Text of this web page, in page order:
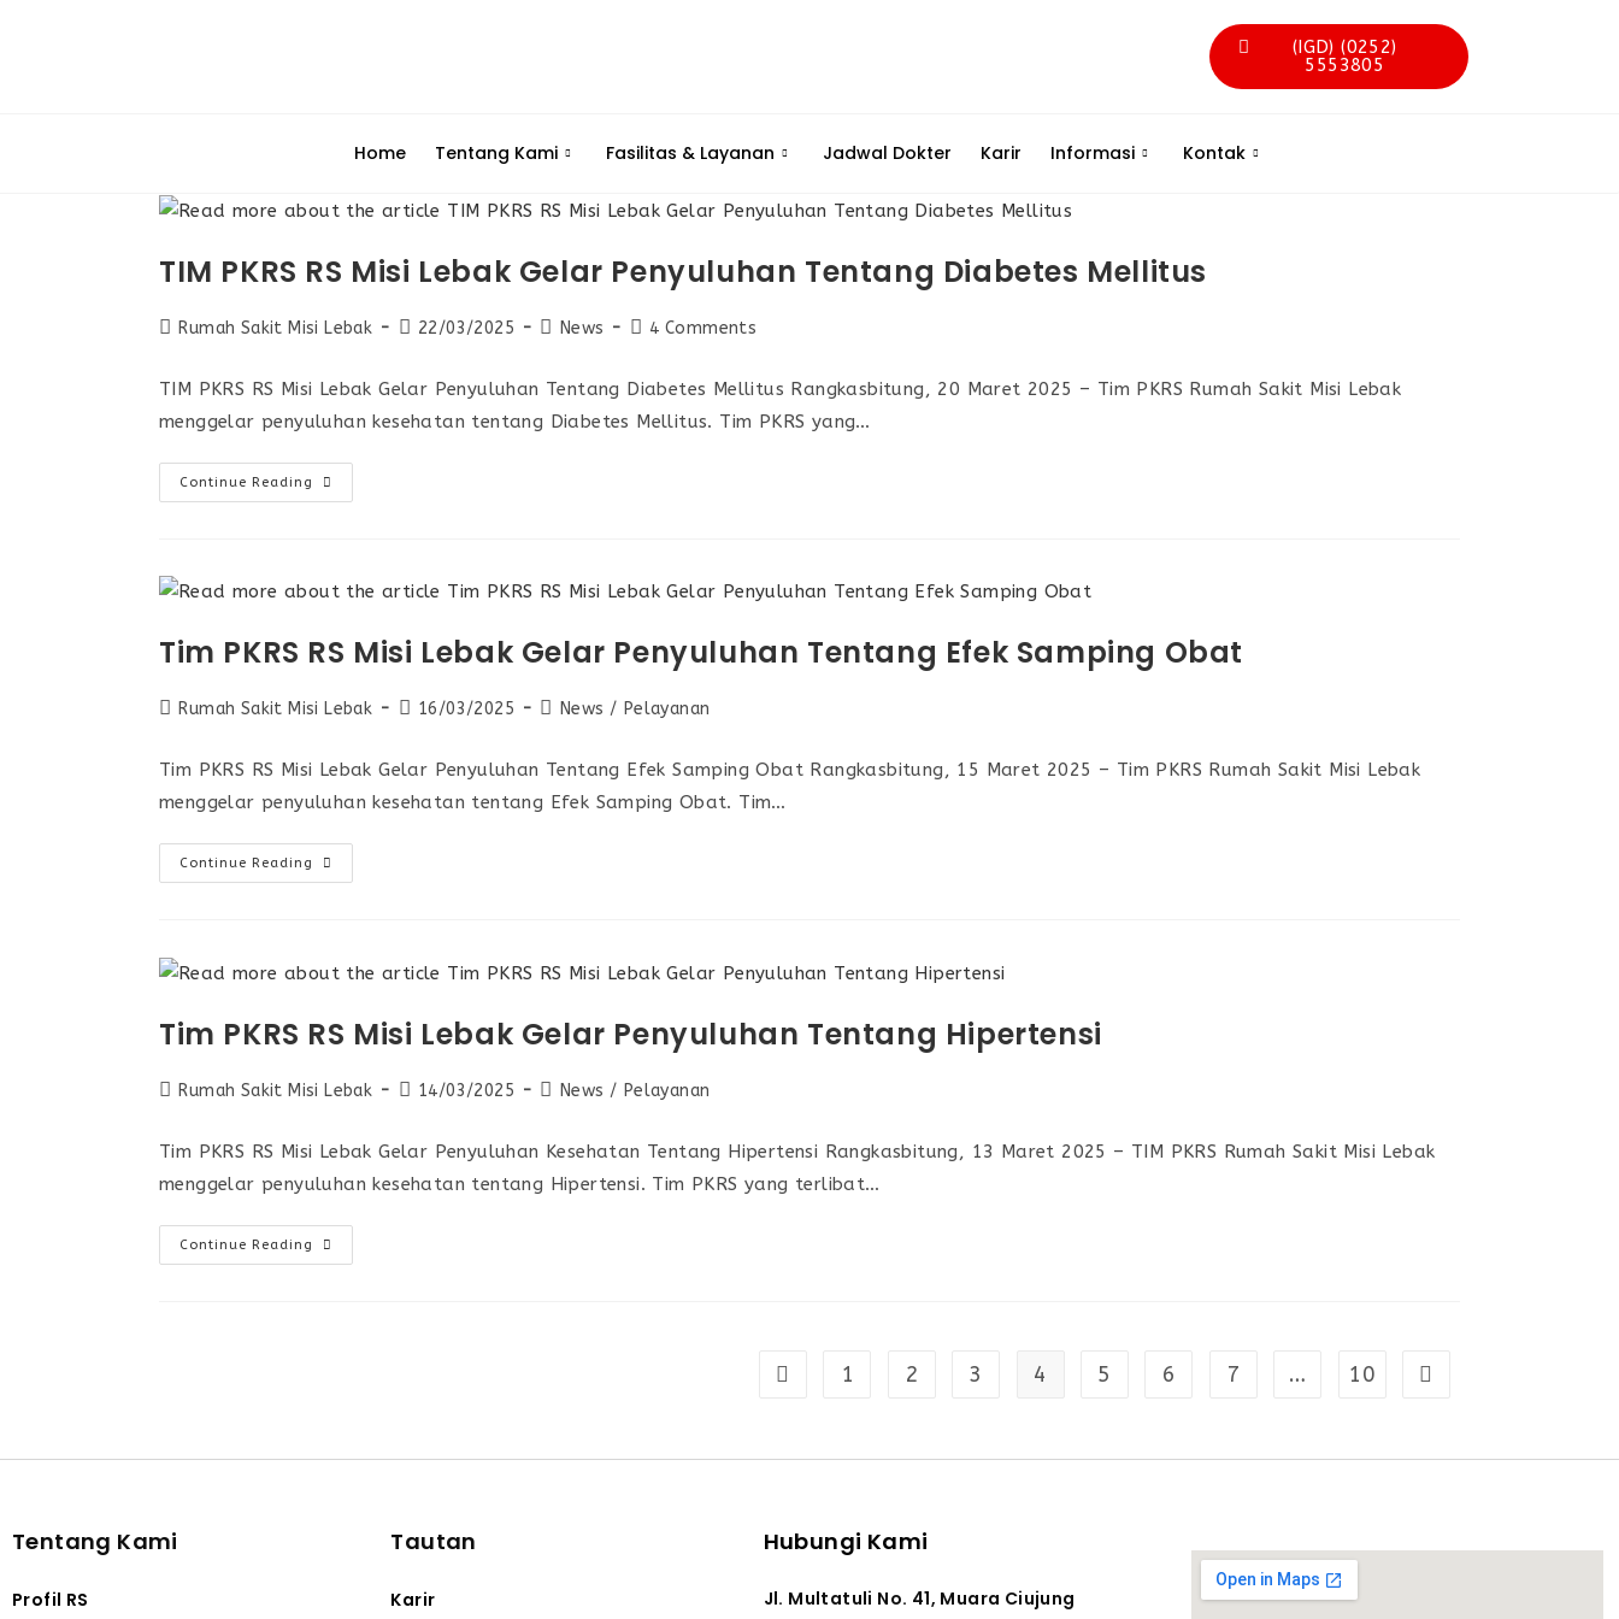
(IGD) (0252)
5553805
Home Tentang Kami Fasilitas & Layanan Jadwal Dokter Karir Informasi Kontak
TIM PKRS RS Misi Lebak Gelar Penyuluhan Tentang Diabetes Mellitus
Rumah Sakit Misi Lebak 22/03/2025 News 4 Comments
TIM PKRS RS Misi Lebak Gelar Penyuluhan Tentang Diabetes Mellitus Rangkasbitung, 20 Maret 2025 – Tim PKRS Rumah Sakit Misi Lebak
menggelar penyuluhan kesehatan tentang Diabetes Mellitus. Tim PKRS yang…
Continue Reading
Tim PKRS RS Misi Lebak Gelar Penyuluhan Tentang Efek Samping Obat
Rumah Sakit Misi Lebak 16/03/2025 News / Pelayanan
Tim PKRS RS Misi Lebak Gelar Penyuluhan Tentang Efek Samping Obat Rangkasbitung, 15 Maret 2025 – Tim PKRS Rumah Sakit Misi Lebak
menggelar penyuluhan kesehatan tentang Efek Samping Obat. Tim…
Continue Reading
Tim PKRS RS Misi Lebak Gelar Penyuluhan Tentang Hipertensi
Rumah Sakit Misi Lebak 14/03/2025 News / Pelayanan
Tim PKRS RS Misi Lebak Gelar Penyuluhan Kesehatan Tentang Hipertensi Rangkasbitung, 13 Maret 2025 – TIM PKRS Rumah Sakit Misi Lebak
menggelar penyuluhan kesehatan tentang Hipertensi. Tim PKRS yang terlibat…
Continue Reading
1 2 3 4 5 6 7 … 10
Tentang Kami
Profil RS
Tautan
Karir
Hubungi Kami
Jl. Multatuli No. 41, Muara Ciujung